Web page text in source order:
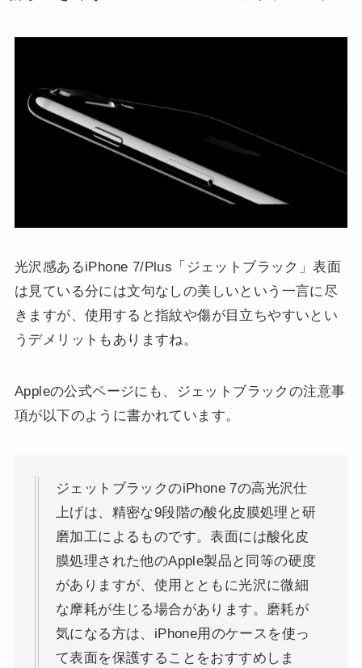
光沢感あるiPhone 7/Plus「ジェットブラック」表面
は見ている分には文句なしの美しいという一言に尽
きますが、使用すると指紋や傷が目立ちやすいとい
うデメリットもありますね。
Appleの公式ページにも、ジェットブラックの注意事
項が以下のように書かれています。
ジェットブラックのiPhone 7の高光沢仕
上げは、精密な9段階の酸化皮膜処理と研
磨加工によるものです。表面には酸化皮
膜処理された他のApple製品と同等の硬度
がありますが、使用とともに光沢に微細
な摩耗が生じる場合があります。磨耗が
気になる方は、iPhone用のケースを使っ
て表面を保護することをおすすめしま